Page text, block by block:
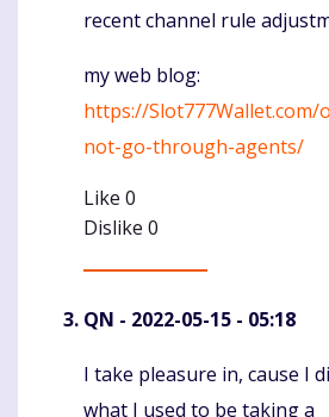
recent channel rule
my web blog:
https://
not-go-through-agents/
Like 0
Dislike 0
QN - 2022-05-15 - 05:18
Komentaras
I take pleasure in, cause I
what I used to be taking a